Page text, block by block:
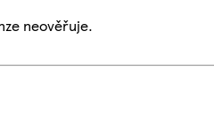
neověřuje.